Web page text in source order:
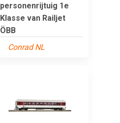
personenrijtuig 1e
Klasse van Railjet
ÖBB
Conrad NL